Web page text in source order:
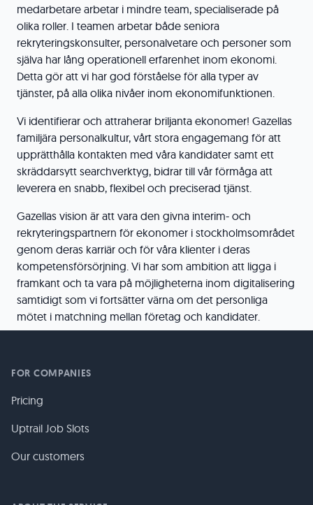
medarbetare arbetar i mindre team, specialiserade på
olika roller. I teamen arbetar både seniora
rekryteringskonsulter, personalvetare och personer som
själva har lång operationell erfarenhet inom ekonomi.
Detta gör att vi har god förståelse för alla typer av
tjänster, på alla olika nivåer inom ekonomifunktionen.
Vi identifierar och attraherar briljanta ekonomer! Gazellas
familjära personalkultur, vårt stora engagemang för att
upprätthålla kontakten med våra kandidater samt ett
skräddarsytt searchverktyg, bidrar till vår förmåga att
leverera en snabb, flexibel och preciserad tjänst.
Gazellas vision är att vara den givna interim- och
rekryteringspartnern för ekonomer i stockholmsområdet
genom deras karriär och för våra klienter i deras
kompetensförsörjning. Vi har som ambition att ligga i
framkant och ta vara på möjligheterna inom digitalisering
samtidigt som vi fortsätter värna om det personliga
mötet i matchning mellan företag och kandidater.
FOR COMPANIES
Pricing
Uptrail Job Slots
Our customers